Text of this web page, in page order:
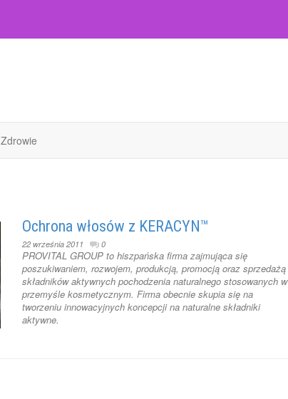
Zdrowie
Ochrona włosów z KERACYN™
22 września 2011 0
PROVITAL GROUP to hiszpańska firma zajmująca się
poszukiwaniem, rozwojem, produkcją, promocją oraz sprzedażą
składników aktywnych pochodzenia naturalnego stosowanych w
przemyśle kosmetycznym. Firma obecnie skupia się na
tworzeniu innowacyjnych koncepcji na naturalne składniki
aktywne.